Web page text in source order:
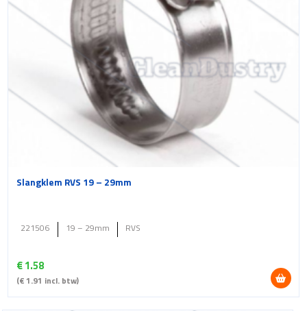
Slangklem RVS 19 – 29mm
€1.58
(€ 1.91 incl. btw)
221506 19 – 29mm RVS